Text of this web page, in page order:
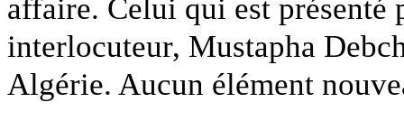
affaire. Celui qui est présenté
interlocuteur, Mustapha
Algérie. Aucun élément